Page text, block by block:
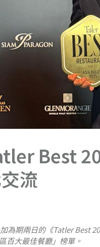
Best
流
為期兩日的《Tatler Best
百大最佳餐廳」榜單。